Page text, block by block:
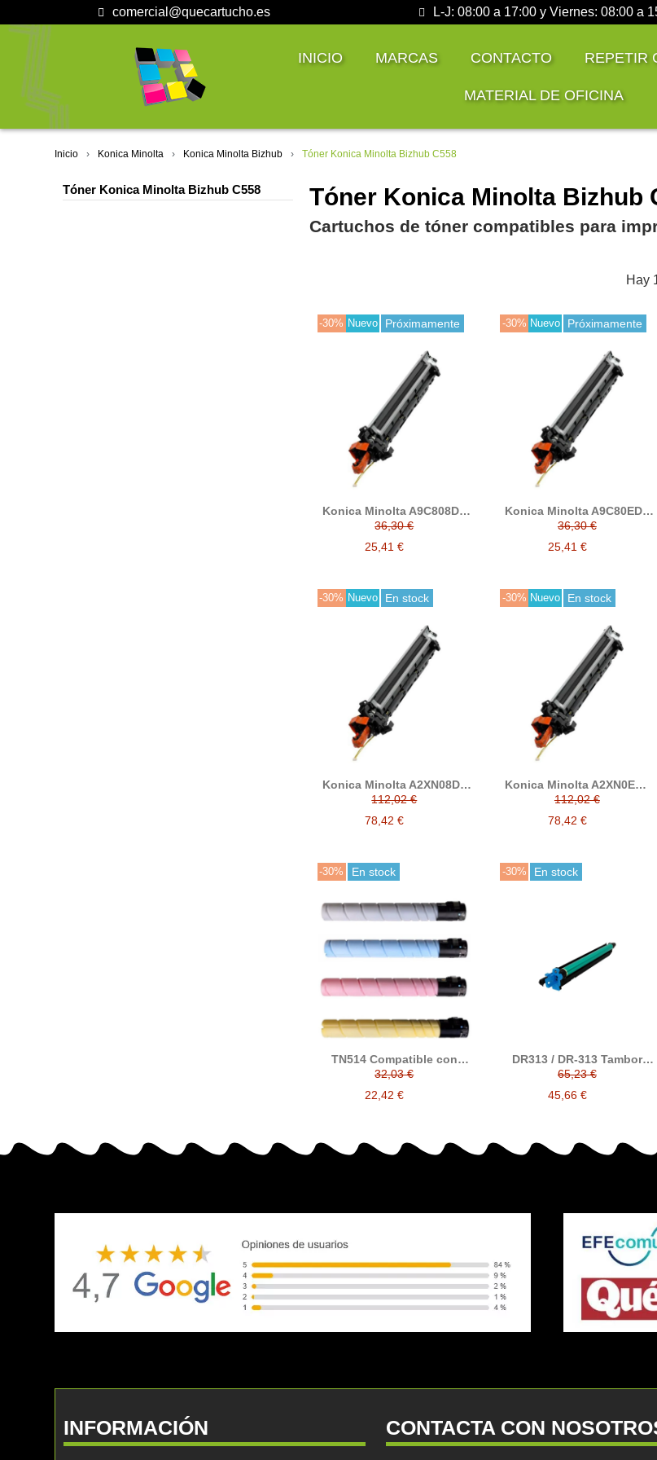
comercial@quecartucho.es L-J: 08:00 a 17:00 y Viernes: 08:00 a
INICIO MARCAS CONTACTO REPETIR
MATERIAL DE OFICINA
Inicio Konica Minolta Konica Minolta Bizhub Tóner Konica Minolta Bizhub C558
Tóner Konica Minolta Bizhub C558 Tóner Konica Minolta Bizhub
Cartuchos de tóner compatibles para
Hay
-30% Nuevo Próximamente
Konica Minolta A9C808D /
DV619Y amarillo developer
reciclado
36,30 €
25,41 €
-30% Nuevo Próximamente
Konica Minolta A9C80ED /
DV619M magenta
developer reciclado
36,30 €
25,41 €
-30% Nuevo En stock
Konica Minolta A2XN08D /
DV512Y amarillo developer
reciclado
112,02 €
78,42 €
-30% Nuevo En stock
Konica Minolta A2XN0ED /
DV512M magenta
developer reciclado
112,02 €
78,42 €
-30% En stock
TN514 Compatible con
toner konica minolta
32,03 €
22,42 €
-30% En stock
DR313 / DR-313 Tambor
compatible alternativo a
Konica A7U40RD / A7U40TD
65,23 €
45,66 €
INFORMACIÓN CONTACTA CON